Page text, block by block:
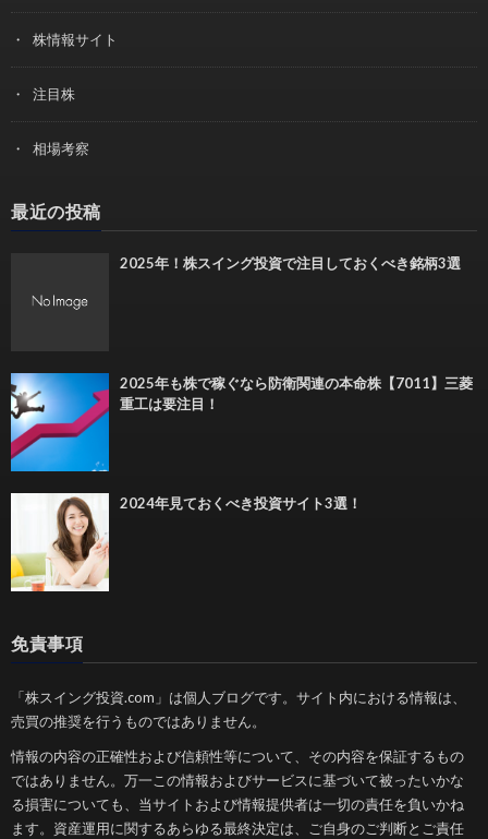
株情報サイト
注目株
相場考察
最近の投稿
2025年！株スイング投資で注目しておくべき銘柄3選
2025年も株で稼ぐなら防衛関連の本命株【7011】三菱
重工は要注目！
2024年見ておくべき投資サイト3選！
免責事項
「株スイング投資.com」は個人ブログです。サイト内における情報は、
売買の推奨を行うものではありません。
情報の内容の正確性および信頼性等について、その内容を保証するもの
ではありません。万一この情報およびサービスに基づいて被ったいかな
る損害についても、当サイトおよび情報提供者は一切の責任を負いかね
ます。資産運用に関するあらゆる最終決定は、ご自身のご判断とご責任